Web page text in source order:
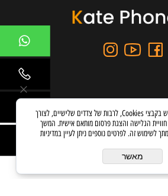
בניית אתרים
לידיעתך, באתרנו נעשה שימוש בקבצי Cookies, לרבות של צדדים שלישיים, לצורך
הגלישה והצגת פרסום מותאם אישית. המשך
לשימוש זה. לפרטים נוספים ניתן לעיין במדיניות
מאשר